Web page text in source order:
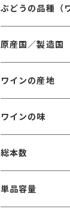
ぶどうの品種（
原産国／製造国
ワインの産地
ワインの味
総本数
単品容量